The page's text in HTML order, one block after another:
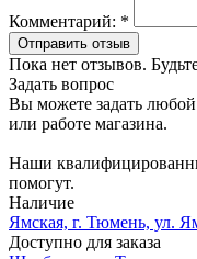
Комментарий: *
Отправить отзыв
Пока нет отзывов.
Задать вопрос
Вы можете задать
или работе магазина.
Наши
помогут.
Наличие
Ямская, г. Тюмень, ул.
Доступно для заказа